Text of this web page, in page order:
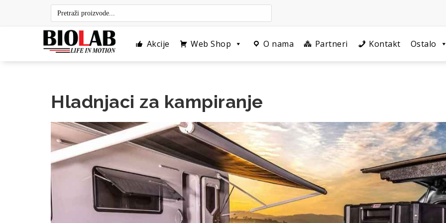
content
Akcije Web Shop O nama Partneri Kontakt Ostalo
Hladnjaci za kampiranje